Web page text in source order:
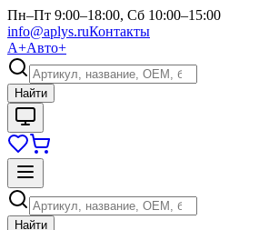
Пн–Пт 9:00–18:00, Сб 10:00–15:00
info@aplys.ruКонтакты
А+Авто+
Найти
Найти